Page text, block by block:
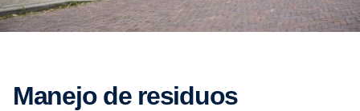
Manejo de residuos